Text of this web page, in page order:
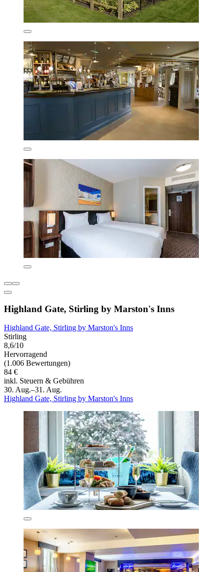
Highland Gate, Stirling by Marston's Inns
Highland Gate, Stirling by Marston's Inns
Stirling
8,6/10
Hervorragend
(1.006 Bewertungen)
84 €
inkl. Steuern & Gebühren
30. Aug.–31. Aug.
Highland Gate, Stirling by Marston's Inns